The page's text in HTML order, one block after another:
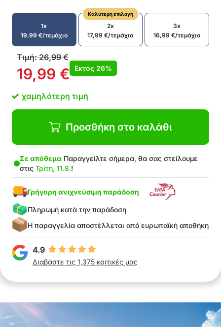
Αποτελεσματική προστασία για το ταμπλό, τα
καθίσματα και το τιμόνι από τη ζέστη
Μειώνει τη θερμοκρασία στο εσωτερικό του
αυτοκινήτου
Εύκολη εγκατάσταση
Αναδιπλούμενος σχεδιασμός για εύκολη
αποθήκευση
Συμπαγές και φορητό
οχήματα
1x
19,99 €/τεμάχιο
Καλύτερη επιλογή
2x
17,99€/τεμάχιο
3x
16,99€/τεμάχιο
Τιμή:26,99€
19,99 € Εκτός 26%
χαμηλότερη τιμή
Προσθήκη στο καλάθι
Σε απόθεμα Παραγγείλτε σήμερα, θα σας στείλουμε
στις Τρίτη, 11.8.!
Γρήγορη ανιχνεύσιμη παράδοση
Πληρωμή κατά την παράδοση
Η παραγγελία αποστέλλεται από ευρωπαϊκή αποθήκη
4.9
Διαβάστε τις 1,375 κριτικές μας